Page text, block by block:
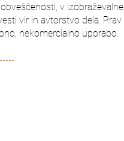
v izobraževalne
vir in avtorstvo dela. Prav
nekomercialno uporabo.